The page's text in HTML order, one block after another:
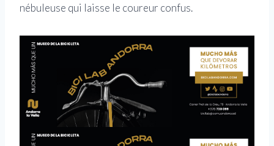
nébuleuse qui laisse le coureur confus.